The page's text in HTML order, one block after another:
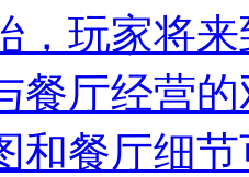
，玩家将
餐厅经营
和餐厅细